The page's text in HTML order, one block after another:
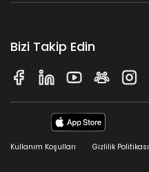
Bizi Takip Edin
Kullanım Koşulları Gizlilik Politikası